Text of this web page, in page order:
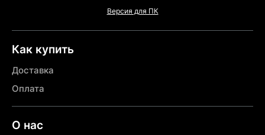
Версия для ПК
Как купить
Доставка
Оплата
О нас